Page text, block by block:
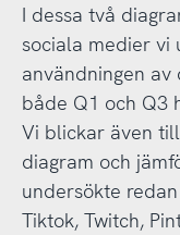
I dessa två
sociala medier vi
användningen
både Q1 och Q3
Vi blickar även
diagram och
undersökte
Tiktok, Twitch,